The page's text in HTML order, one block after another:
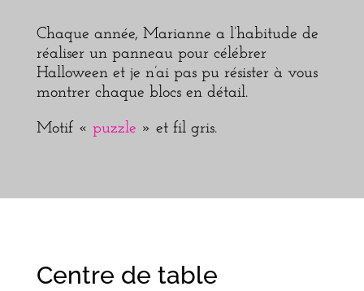
Chaque année, Marianne a l’habitude de
réaliser un panneau pour célébrer
Halloween et je n’ai pas pu résister à vous
montrer chaque blocs en détail.
Motif « puzzle » et fil gris.
Centre de table